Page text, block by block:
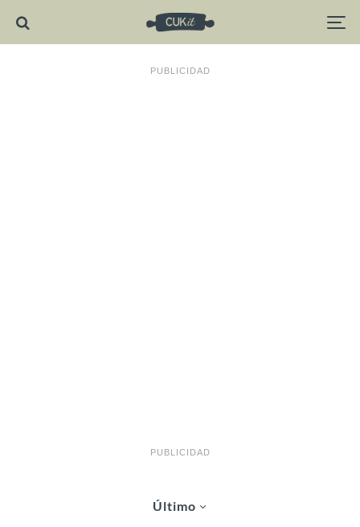
PUBLICIDAD
PUBLICIDAD
Último